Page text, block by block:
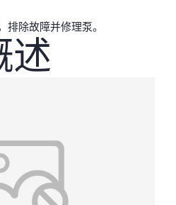
排除故障并修理泵。
述